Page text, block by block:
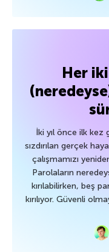
Her
İki yıl önce ilk kez
sızdırılan gerçek
çalışmamızı
Parolaların
kırılabilirken, beş
kırılıyor. Güvenli